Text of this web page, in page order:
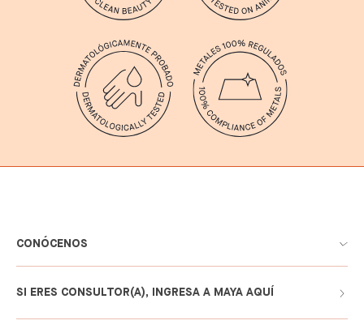
CONÓCENOS
SI ERES CONSULTOR(A), INGRESA A MAYA AQUÍ